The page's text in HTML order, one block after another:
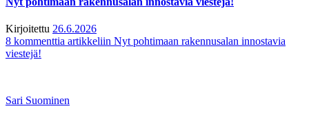
Kirjoitettu 26.6.2026
8 kommenttia artikkeliin Nyt pohtimaan rakennusalan innostavia
viestejä!
Sari Suominen